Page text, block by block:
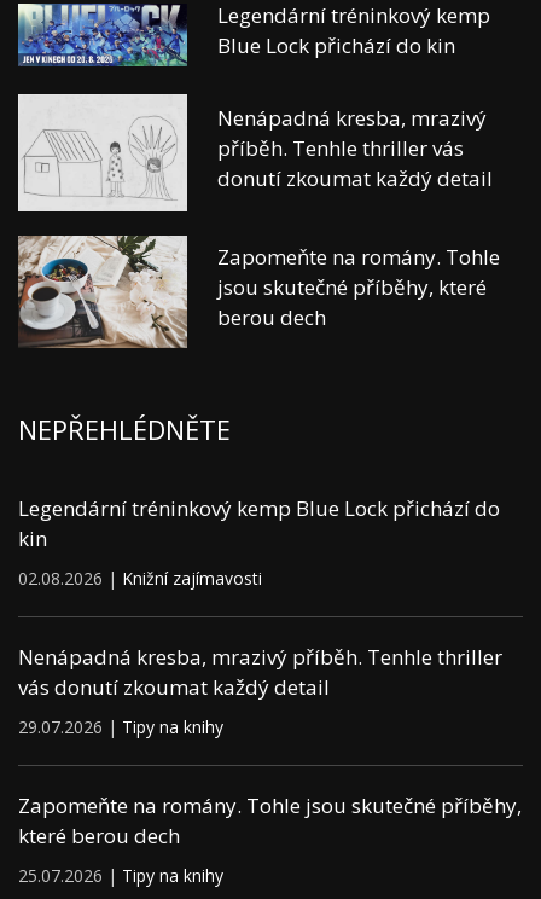
Legendární tréninkový kemp
Blue Lock přichází do kin
Nenápadná kresba, mrazivý
příběh. Tenhle thriller vás
donutí zkoumat každý detail
Zapomeňte na romány. Tohle
jsou skutečné příběhy, které
berou dech
NEPŘEHLÉDNĚTE
Legendární tréninkový kemp Blue Lock přichází do
kin
02.08.2026 | Knižní zajímavosti
Nenápadná kresba, mrazivý příběh. Tenhle thriller
vás donutí zkoumat každý detail
29.07.2026 | Tipy na knihy
Zapomeňte na romány. Tohle jsou skutečné příběhy,
které berou dech
25.07.2026 | Tipy na knihy